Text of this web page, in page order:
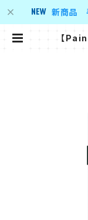
新商品
【